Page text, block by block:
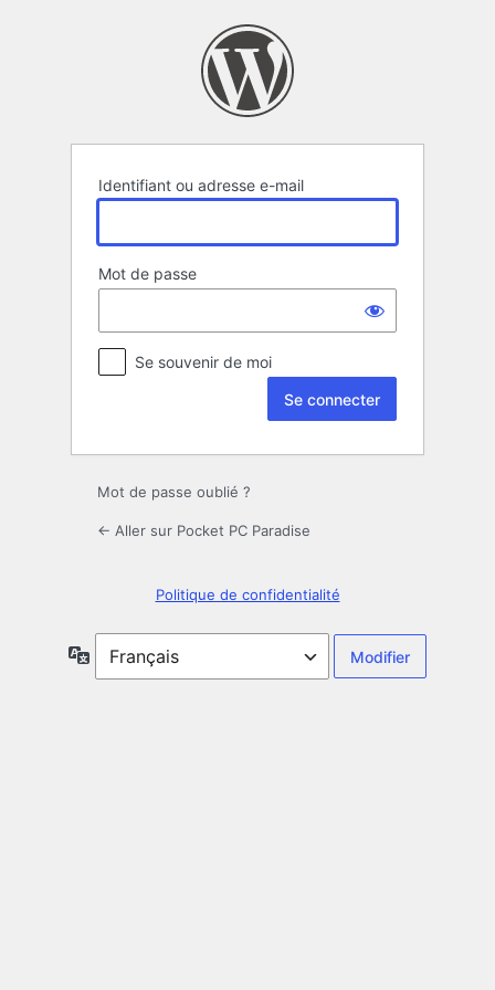
Identifiant ou adresse e-mail
Mot de passe
Se souvenir de moi
Mot de passe oublié ?
← Aller sur Pocket PC Paradise
Politique de confidentialité
Langue